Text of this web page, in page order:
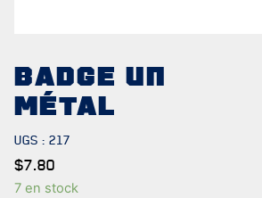
NOTREHISTOIRE
CRÉATION DU RÉGIMENT
HONNEURS DE BATAILLE
BADGE UN
MÉTAL
UGS : 217
$7.80
7 en stock